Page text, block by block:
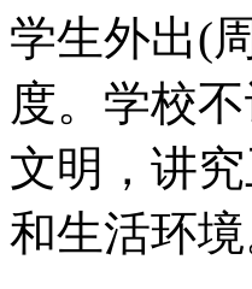
学生外出(
度。学校
文明，讲
和生活环境